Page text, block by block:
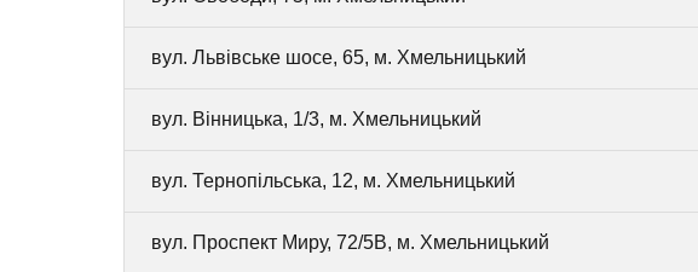
вул. Львівське шосе, 65, м. Хмельницький
вул. Вінницька, 1/3, м. Хмельницький
вул. Тернопільська, 12, м. Хмельницький
вул. Проспект Миру, 72/5В, м. Хмельницький